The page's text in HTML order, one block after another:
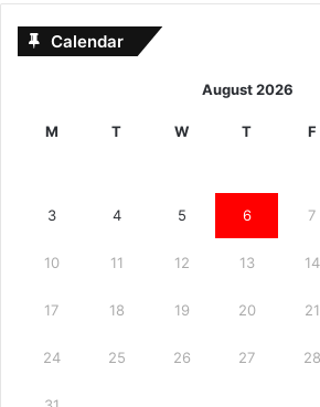
Calendar
August 2026
M T W T F
3 4 5 6 7
10 11 12 13 14
17 18 19 20 21
24 25 26 27 28